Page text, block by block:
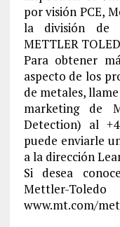
por visión PCE,
la división de
METTLER
Para obtener
aspecto de los
de metales,
marketing de
Detection) al
puede enviarle
a la dirección
Si desea
Mettler-
www.mt.com/